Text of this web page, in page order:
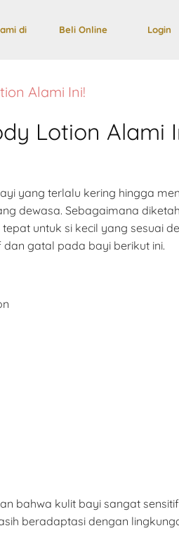
di Beli Online Login
Alami Ini!
Lotion Alami
yang terlalu kering hingga
dewasa. Sebagaimana
untuk si kecil yang sesuai
gatal pada bayi berikut ini.
bahwa kulit bayi sangat
beradaptasi dengan